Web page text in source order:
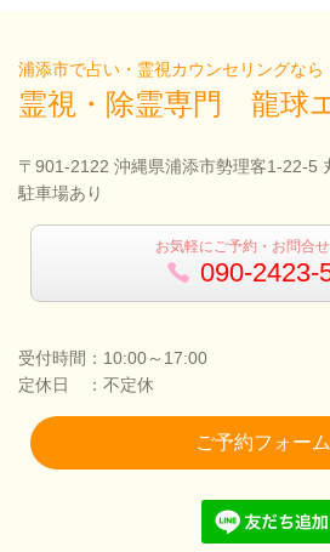
浦添市で占い・霊視カウンセリングなら
霊視・除霊専門 龍球
〒901-2122 沖縄県浦添市勢理客1-22-5
駐車場あり
お気軽にご予約・お問合
090-2423-
受付時間：10:00～17:00
定休日 ：不定休
ご予約フォーム